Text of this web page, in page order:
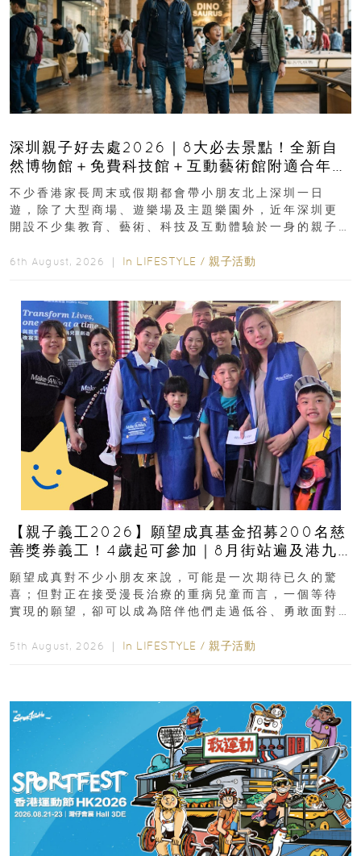
深圳親子好去處2026｜8大必去景點！全新自
然博物館＋免費科技館＋互動藝術館附適合年
齡、交通、門票、開放時間
不少香港家長周末或假期都會帶小朋友北上深圳一日
遊，除了大型商場、遊樂場及主題樂園外，近年深圳更
開設不少集教育、藝術、科技及互動體驗於一身的親子
6th August, 2026 ｜ In LIFESTYLE / 親子活動
【親子義工2026】願望成真基金招募200名慈
善獎券義工！4歲起可參加｜8月街站遍及港九
新界
願望成真對不少小朋友來說，可能是一次期待已久的驚
喜；但對正在接受漫長治療的重病兒童而言，一個等待
實現的願望，卻可以成為陪伴他們走過低谷、勇敢面對
5th August, 2026 ｜ In LIFESTYLE / 親子活動